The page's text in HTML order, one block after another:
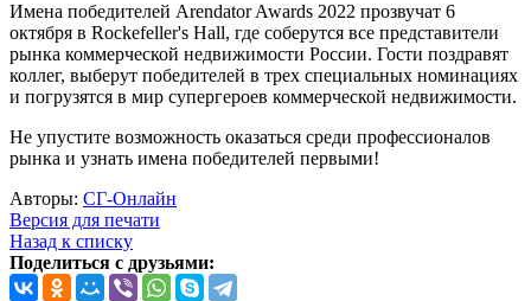
Имена победителей Arendator Awards 2022 прозвучат 6
октября в Rockefeller's Hall, где соберутся все представители
рынка коммерческой недвижимости России. Гости поздравят
коллег, выберут победителей в трех специальных номинациях
и погрузятся в мир супергероев коммерческой недвижимости.
Не упустите возможность оказаться среди профессионалов
рынка и узнать имена победителей первыми!
Авторы: СГ-Онлайн
Версия для печати
Назад к списку
Поделиться с друзьями: